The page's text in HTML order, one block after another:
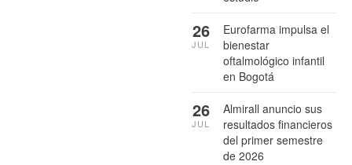
Eurofarma impulsa el
bienestar
oftalmológico infantil
en Bogotá
26
JUL
Almirall anuncio sus
resultados financieros
del primer semestre
de 2026
26
JUL